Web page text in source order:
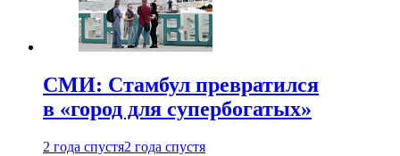
СМИ: Стамбул превратился
в «город для супербогатых»
2 года спустя2 года спустя